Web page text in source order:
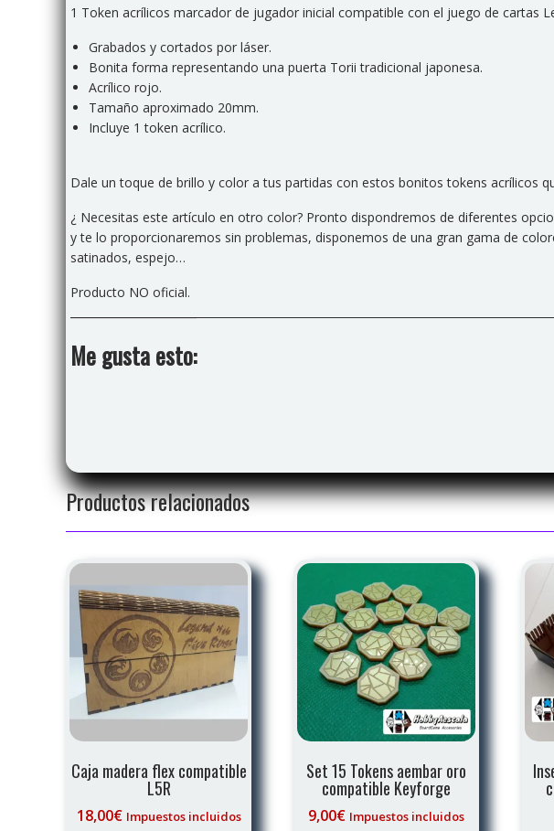
1 Token acrílicos marcador de jugador inicial compatible con el juego de cartas
Grabados y cortados por láser.
Bonita forma representando una puerta Torii tradicional japonesa.
Acrílico rojo.
Tamaño aproximado 20mm.
Incluye 1 token acrílico.
Dale un toque de brillo y color a tus partidas con estos bonitos tokens acrílicos
¿ Necesitas este artículo en otro color? Pronto dispondremos de diferentes
y te lo proporcionaremos sin problemas, disponemos de una gran gama de
satinados, espejo…
Producto NO oficial.
Me gusta esto:
Productos relacionados
Caja madera flex compatible
L5R
18,00€ Impuestos incluidos
Set 15 Tokens aembar oro
compatible Keyforge
9,00€ Impuestos incluidos